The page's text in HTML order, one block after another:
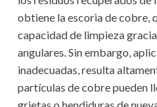
obtiene la escoria de cobre,
capacidad de limpieza
angulares. Sin embargo,
inadecuadas, resulta
partículas de cobre pueden